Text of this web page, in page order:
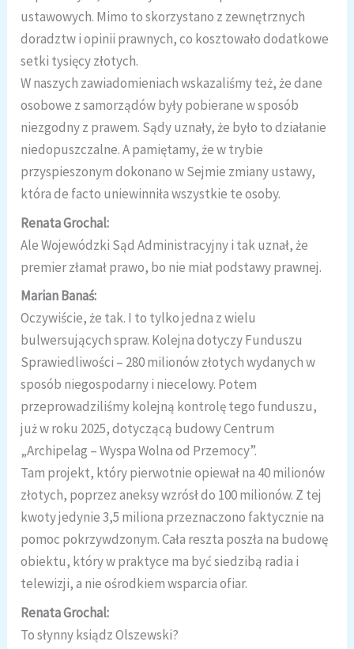
ustawowych. Mimo to skorzystano z zewnętrznych
doradztw i opinii prawnych, co kosztowało dodatkowe
setki tysięcy złotych.
W naszych zawiadomieniach wskazaliśmy też, że dane
osobowe z samorządów były pobierane w sposób
niezgodny z prawem. Sądy uznały, że było to działanie
niedopuszczalne. A pamiętamy, że w trybie
przyspieszonym dokonano w Sejmie zmiany ustawy,
która de facto uniewinniła wszystkie te osoby.
Renata Grochal:
Ale Wojewódzki Sąd Administracyjny i tak uznał, że
premier złamał prawo, bo nie miał podstawy prawnej.
Marian Banaś:
Oczywiście, że tak. I to tylko jedna z wielu
bulwersujących spraw. Kolejna dotyczy Funduszu
Sprawiedliwości – 280 milionów złotych wydanych w
sposób niegospodarny i niecelowy. Potem
przeprowadziliśmy kolejną kontrolę tego funduszu,
już w roku 2025, dotyczącą budowy Centrum
„Archipelag – Wyspa Wolna od Przemocy”.
Tam projekt, który pierwotnie opiewał na 40 milionów
złotych, poprzez aneksy wzrósł do 100 milionów. Z tej
kwoty jedynie 3,5 miliona przeznaczono faktycznie na
pomoc pokrzywdzonym. Cała reszta poszła na budowę
obiektu, który w praktyce ma być siedzibą radia i
telewizji, a nie ośrodkiem wsparcia ofiar.
Renata Grochal:
To słynny ksiądz Olszewski?